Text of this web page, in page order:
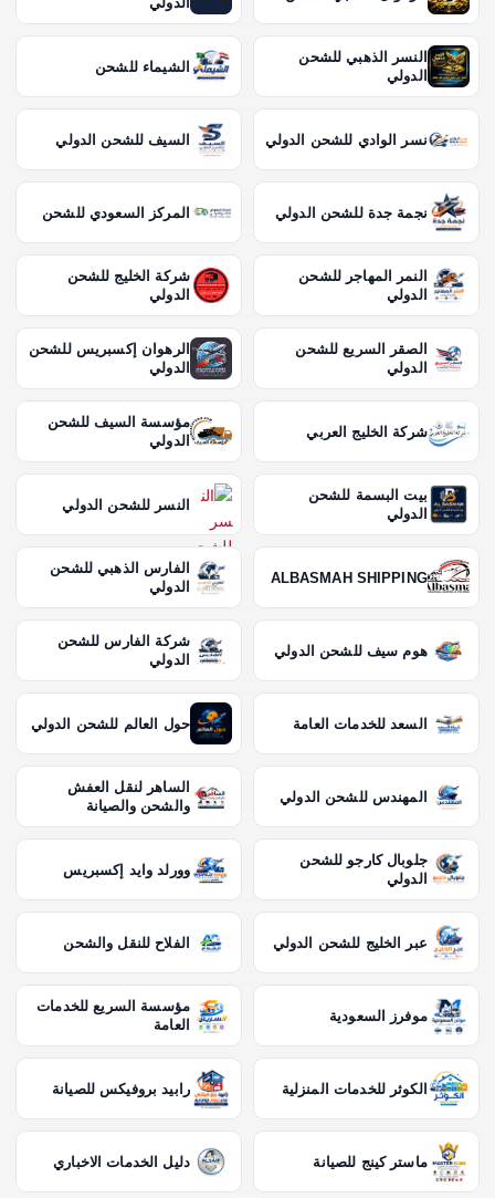
النسر الذهبي للشحن
الدولي
الشيماء للشحن
نسر الوادي للشحن الدولي السيف للشحن الدولي
نجمة جدة للشحن الدولي المركز السعودي للشحن
النمر المهاجر للشحن
الدولي
شركة الخليج للشحن
الدولي
الصقر السريع للشحن
الدولي
الرهوان إكسبريس للشحن
الدولي
شركة الخليج العربي
مؤسسة السيف للشحن
الدولي
بيت البسمة للشحن
الدولي
النسر للشحن الدولي
ALBASMAH SHIPPING
الفارس الذهبي للشحن
الدولي
هوم سيف للشحن الدولي
شركة الفارس للشحن
الدولي
السعد للخدمات العامة حول العالم للشحن الدولي
المهندس للشحن الدولي
الساهر لنقل العفش
والشحن والصيانة
جلوبال كارجو للشحن
الدولي
وورلد وايد إكسبريس
عبر الخليج للشحن الدولي الفلاح للنقل والشحن
موفرز السعودية
مؤسسة السريع للخدمات
العامة
الكوثر للخدمات المنزلية رابيد بروفيكس للصيانة
ماستر كينج للصيانة دليل الخدمات الاخباري